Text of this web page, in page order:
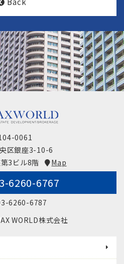
0061
区銀座3-10-6
3ビル8階
Map
6260-6767
6260-6787
WORLD株式会社